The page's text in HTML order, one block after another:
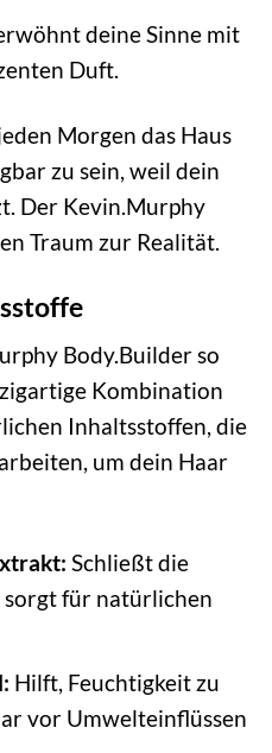
deine Sinne mit
Duft.
Morgen das Haus
zu sein, weil dein
Der Kevin.Murphy
Traum zur Realität.
Body.Builder so
Kombination
Inhaltsstoffen, die
um dein Haar
Schließt die
sorgt für natürlichen
Hilft, Feuchtigkeit zu
vor Umwelteinflüssen